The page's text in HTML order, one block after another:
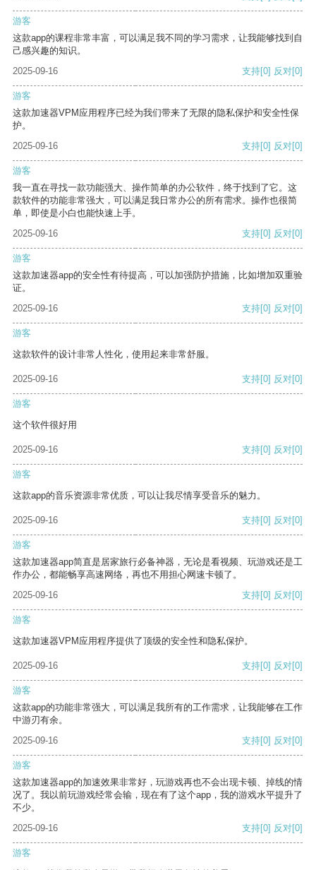
游客
这款app的课程非常丰富，可以满足我不同的学习需求，让我能够找到自
己感兴趣的知识。
2025-09-16
支持[0] 反对[0]
游客
这款加速器VPM应用程序已经为我们带来了无限的隐私保护和安全性保
护。
2025-09-16
支持[0] 反对[0]
游客
我一直在寻找一款功能强大、操作简单的办公软件，终于找到了它。这
款软件的功能非常强大，可以满足我日常办公的所有需求。操作也很简
单，即使是小白也能快速上手。
2025-09-16
支持[0] 反对[0]
游客
这款加速器app的安全性有待提高，可以加强防护措施，比如增加双重验
证。
2025-09-16
支持[0] 反对[0]
游客
这款软件的设计非常人性化，使用起来非常舒服。
2025-09-16 支持[0] 反对[0]
游客
这个软件很好用
2025-09-16 支持[0] 反对[0]
游客
这款app的音乐资源非常优质，可以让我尽情享受音乐的魅力。
2025-09-16 支持[0] 反对[0]
游客
这款加速器app简直是居家旅行必备神器，无论是看视频、玩游戏还是工
作办公，都能畅享高速网络，再也不用担心网速卡顿了。
2025-09-16
支持[0] 反对[0]
游客
这款加速器VPM应用程序提供了顶级的安全性和隐私保护。
2025-09-16 支持[0] 反对[0]
游客
这款app的功能非常强大，可以满足我所有的工作需求，让我能够在工作
中游刃有余。
2025-09-16
支持[0] 反对[0]
游客
这款加速器app的加速效果非常好，玩游戏再也不会出现卡顿、掉线的情
况了。我以前玩游戏经常会输，现在有了这个app，我的游戏水平提升了
不少。
2025-09-16
支持[0] 反对[0]
游客